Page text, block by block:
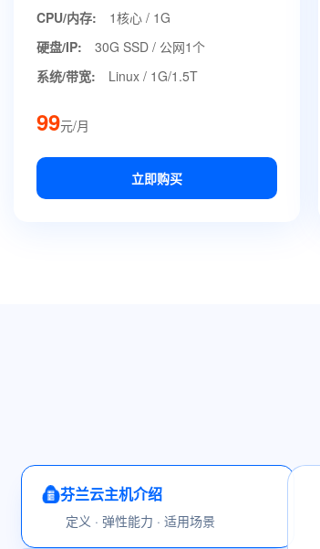
CPU/内存:
1核心 / 1G
硬盘/IP:
30G SSD / 公网1个
系统/带宽:
Linux / 1G/1.5T
99元/月
立即购买
芬兰云主机介绍
定义 · 弹性能力 · 适用场景